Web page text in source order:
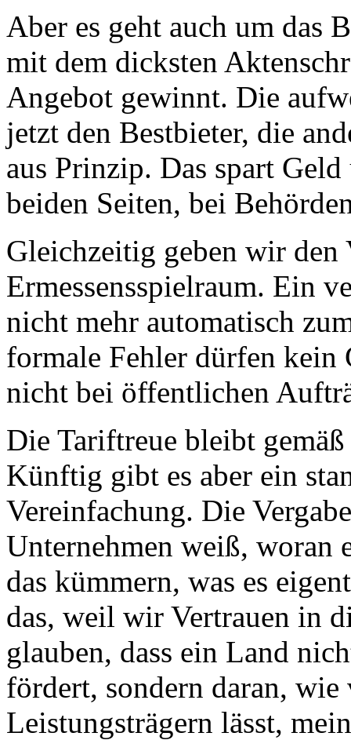
Aber es geht auch um das
mit dem dicksten
Angebot gewinnt. Die
jetzt den Bestbieter, die
aus Prinzip. Das spart
beiden Seiten, bei
Gleichzeitig geben wir den
Ermessensspielraum. Ein
nicht mehr automatisch
formale Fehler dürfen kein
nicht bei öffentlichen
Die Tariftreue bleibt
Künftig gibt es aber ein
Vereinfachung. Die
Unternehmen weiß, woran
das kümmern, was es
das, weil wir Vertrauen in
glauben, dass ein Land
fördert, sondern daran,
Leistungsträgern lässt,